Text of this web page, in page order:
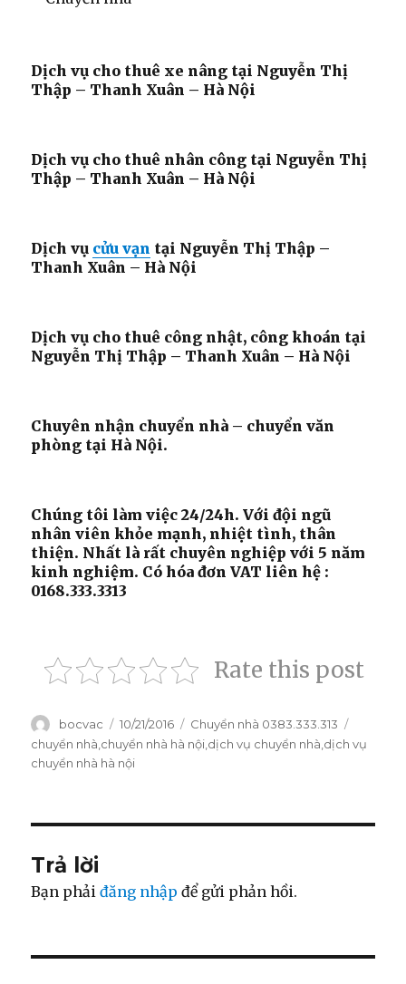
Dịch vụ cho thuê xe nâng tại Nguyễn Thị
Thập – Thanh Xuân – Hà Nội
Dịch vụ cho thuê nhân công tại Nguyễn Thị
Thập – Thanh Xuân – Hà Nội
Dịch vụ cửu vạn tại Nguyễn Thị Thập –
Thanh Xuân – Hà Nội
Dịch vụ cho thuê công nhật, công khoán tại
Nguyễn Thị Thập – Thanh Xuân – Hà Nội
Chuyên nhận chuyển nhà – chuyển văn
phòng tại Hà Nội.
Chúng tôi làm việc 24/24h. Với đội ngũ
nhân viên khỏe mạnh, nhiệt tình, thân
thiện. Nhất là rất chuyên nghiệp với 5 năm
kinh nghiệm. Có hóa đơn VAT liên hệ :
0168.333.3313
Rate this post
Tác
giả
bocvac
Đăng
vào
ngày
10/21/2016
Danh
mục
Chuyển nhà 0383.333.313
chuyển nhà chuyển nhà hà nội dịch vụ chuyển nhà dịch vụ
chuyển nhà hà nội
Trả lời
Bạn phảiđăng nhập để gửi phản hồi.